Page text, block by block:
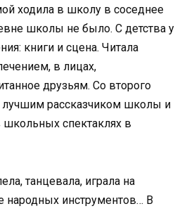
ходила в школу в соседнее
школы не было. С детства у
книги и сцена. Читала
в лицах,
друзьям. Со второго
лучшим рассказчиком школы и
школьных спектаклях в
танцевала, играла на
народных инструментов… В